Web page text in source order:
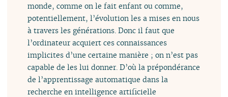
monde, comme on le fait enfant ou comme,
potentiellement, l’évolution les a mises en nous
à travers les générations. Donc il faut que
l’ordinateur acquiert ces connaissances
implicites d’une certaine manière ; on n’est pas
capable de les lui donner. D’où la prépondérance
de l’apprentissage automatique dans la
recherche en intelligence artificielle